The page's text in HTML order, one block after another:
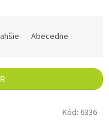
Abecedne
Kód: 6336